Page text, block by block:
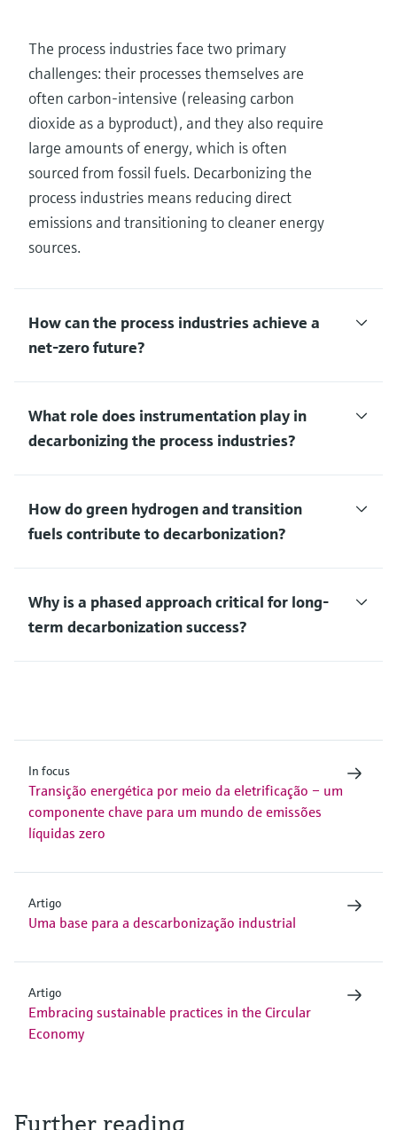
The process industries face two primary
challenges: their processes themselves are
often carbon-intensive (releasing carbon
dioxide as a byproduct), and they also require
large amounts of energy, which is often
sourced from fossil fuels. Decarbonizing the
process industries means reducing direct
emissions and transitioning to cleaner energy
sources.
How can the process industries achieve a
net-zero future?
What role does instrumentation play in
decarbonizing the process industries?
How do green hydrogen and transition
fuels contribute to decarbonization?
Why is a phased approach critical for long-
term decarbonization success?
In focus
Transição energética por meio da eletrificação – um
componente chave para um mundo de emissões
líquidas zero
Artigo
Uma base para a descarbonização industrial
Artigo
Embracing sustainable practices in the Circular
Economy
Further reading